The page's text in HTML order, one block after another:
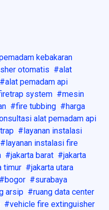
kebakaran
otomatis
alat
alat pemadam api
system
mesin
fire tubbing
harga
alat pemadam api
layanan instalasi
layanan instalasi fire
jakarta barat
jakarta
timur
jakarta utara
bogor
surabaya
arsip
ruang data center
vehicle fire extinguisher